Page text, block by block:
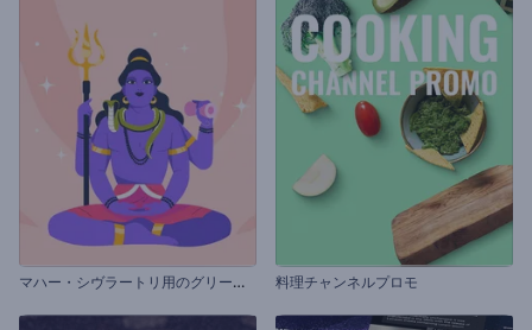
マ
ハー・シヴラートリ用のグリーティング動画 料理チャンネルプロモ